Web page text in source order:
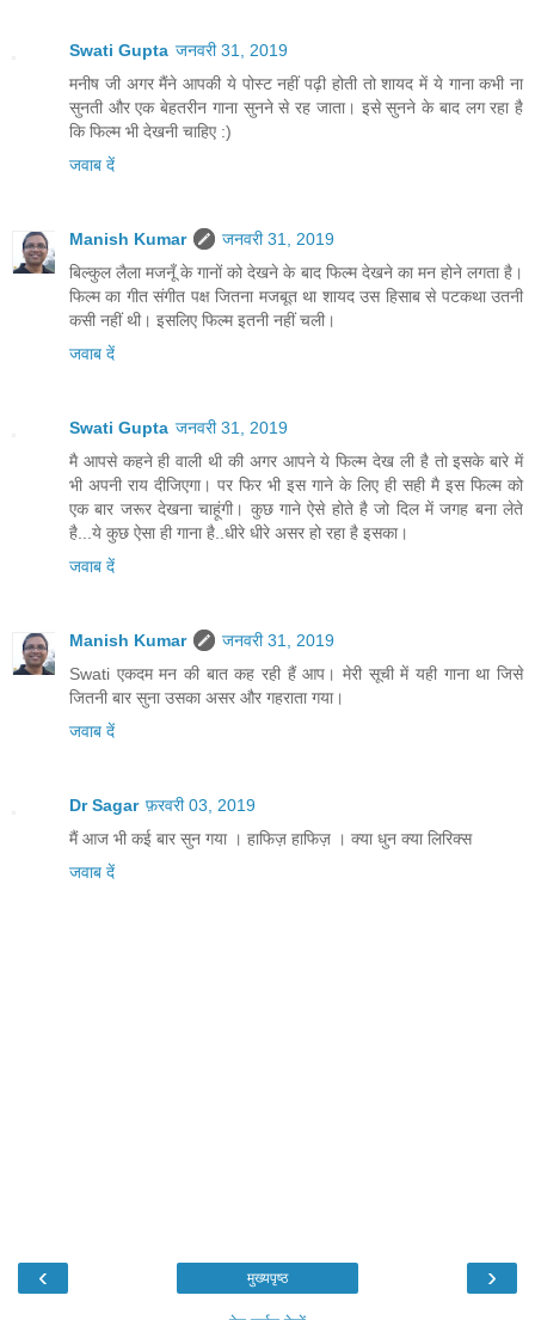
Swati Gupta जनवरी 31, 2019
मनीष जी अगर मैंने आपकी ये पोस्ट नहीं पढ़ी होती तो शायद में ये गाना कभी ना
सुनती और एक बेहतरीन गाना सुनने से रह जाता। इसे सुनने के बाद लग रहा है
कि फिल्म भी देखनी चाहिए :)
जवाब दें
Manish Kumar
जनवरी 31, 2019
बिल्कुल लैला मजनूँ के गानों को देखने के बाद फिल्म देखने का मन होने लगता है।
फिल्म का गीत संगीत पक्ष जितना मजबूत था शायद उस हिसाब से पटकथा उतनी
कसी नहीं थी। इसलिए फिल्म इतनी नहीं चली।
जवाब दें
Swati Gupta जनवरी 31, 2019
मै आपसे कहने ही वाली थी की अगर आपने ये फिल्म देख ली है तो इसके बारे में
भी अपनी राय दीजिएगा। पर फिर भी इस गाने के लिए ही सही मै इस फिल्म को
एक बार जरूर देखना चाहूंगी। कुछ गाने ऐसे होते है जो दिल में जगह बना लेते
है...ये कुछ ऐसा ही गाना है..धीरे धीरे असर हो रहा है इसका।
जवाब दें
Manish Kumar
जनवरी 31, 2019
Swati एकदम मन की बात कह रही हैं आप। मेरी सूची में यही गाना था जिसे
जितनी बार सुना उसका असर और गहराता गया।
जवाब दें
Dr Sagar फ़रवरी 03, 2019
मैं आज भी कई बार सुन गया । हाफिज़ हाफिज़ । क्या धुन क्या लिरिक्स
जवाब दें
‹ ›
मुख्यपृष्ठ